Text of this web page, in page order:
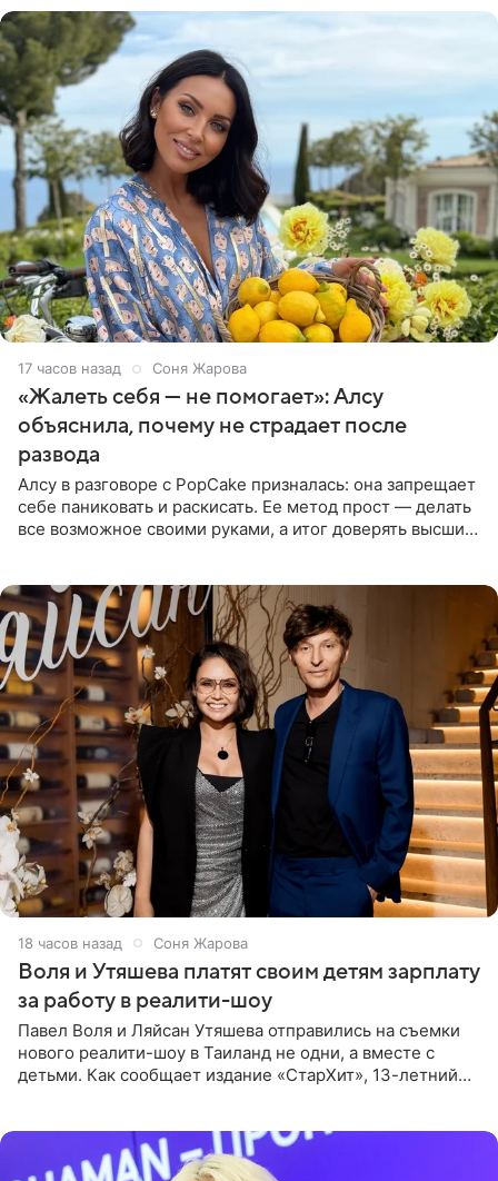
17 часов назад Соня Жарова
«Жалеть себя — не помогает»: Алсу
объяснила, почему не страдает после
развода
Алсу в разговоре с PopCake призналась: она запрещает
себе паниковать и раскисать. Ее метод прост — делать
все возможное своими руками, а итог доверять высшим
18 часов назад Соня Жарова
Воля и Утяшева платят своим детям зарплату
за работу в реалити-шоу
Павел Воля и Ляйсан Утяшева отправились на съемки
нового реалити-шоу в Таиланд не одни, а вместе с
детьми. Как сообщает издание «СтарХит», 13-летний